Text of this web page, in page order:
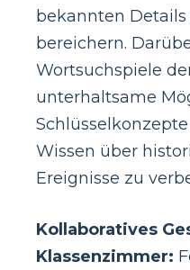
bekannten
bereichern.
Wortsuchspiele
unterhaltsame
Wissen über
Ereignisse zu
Kollaboratives
Klassenzimmer: